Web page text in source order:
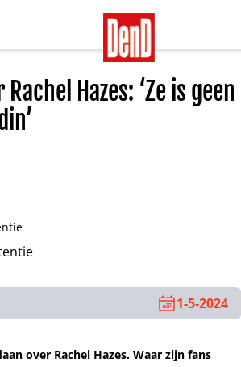
Hazes: ‘Ze is geen
1-5-2024
over Rachel Hazes. Waar zijn fans